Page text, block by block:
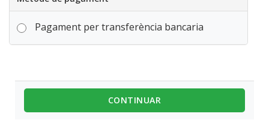
Pagament per transferència bancaria
CONTINUAR